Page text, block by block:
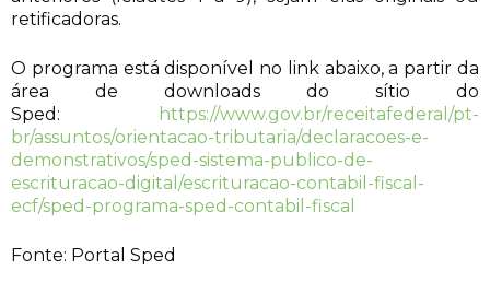
retificadoras.
O programa está disponível no link abaixo, a partir da
área de downloads do sítio do
Sped:
https://www.gov.br/receitafederal/pt-
br/assuntos/orientacao-tributaria/declaracoes-e-
demonstrativos/sped-sistema-publico-de-
escrituracao-digital/escrituracao-contabil-fiscal-
ecf/sped-programa-sped-contabil-fiscal
Fonte: Portal Sped